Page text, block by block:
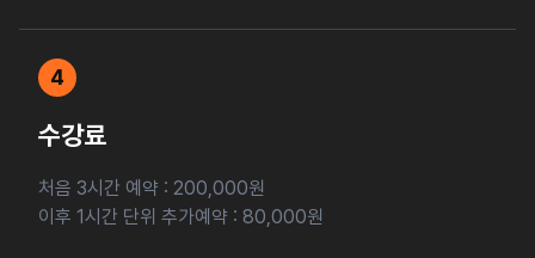
4
수강료
처음 3시간 예약 : 200,000원
이후 1시간 단위 추가예약 : 80,000원